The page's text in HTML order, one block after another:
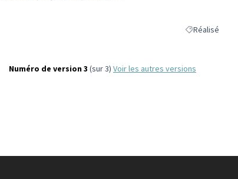
Filtrer les
Réalisé
Numéro de version 3 (sur 3) voir les autres versions